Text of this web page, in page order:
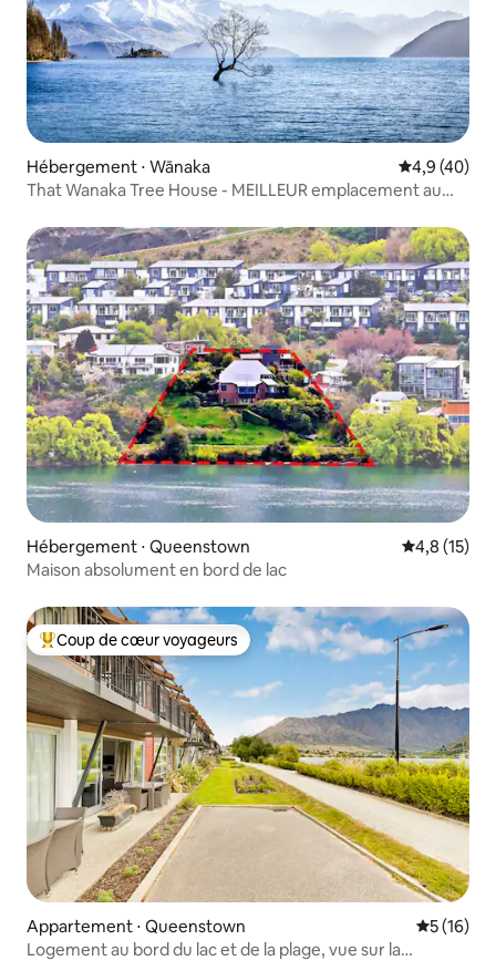
Hébergement ⋅ Wānaka Évaluation
4,9 (40)
That Wanaka Tree House - MEILLEUR emplacement au
Hébergement ⋅ Queenstown Évaluation
4,8 (15)
Maison absolument en bord de lac
Coups de cœur voyageurs les plus appréciés
Coup de cœur voyageurs
Appartement ⋅ Queenstown
5 (16)
Logement au bord du lac et de la plage, vue sur la